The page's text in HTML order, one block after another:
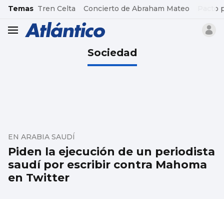
common.go-to-content
Temas Tren Celta Concierto de Abraham Mateo Pacto
header.menu.open
Sociedad
Piden la ejecución de un periodista
saudí por escribir contra Mahoma
en Twitter
EN ARABIA SAUDÍ